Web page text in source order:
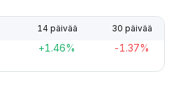
14 päivää 30 päivää
+1.46% -1.37%